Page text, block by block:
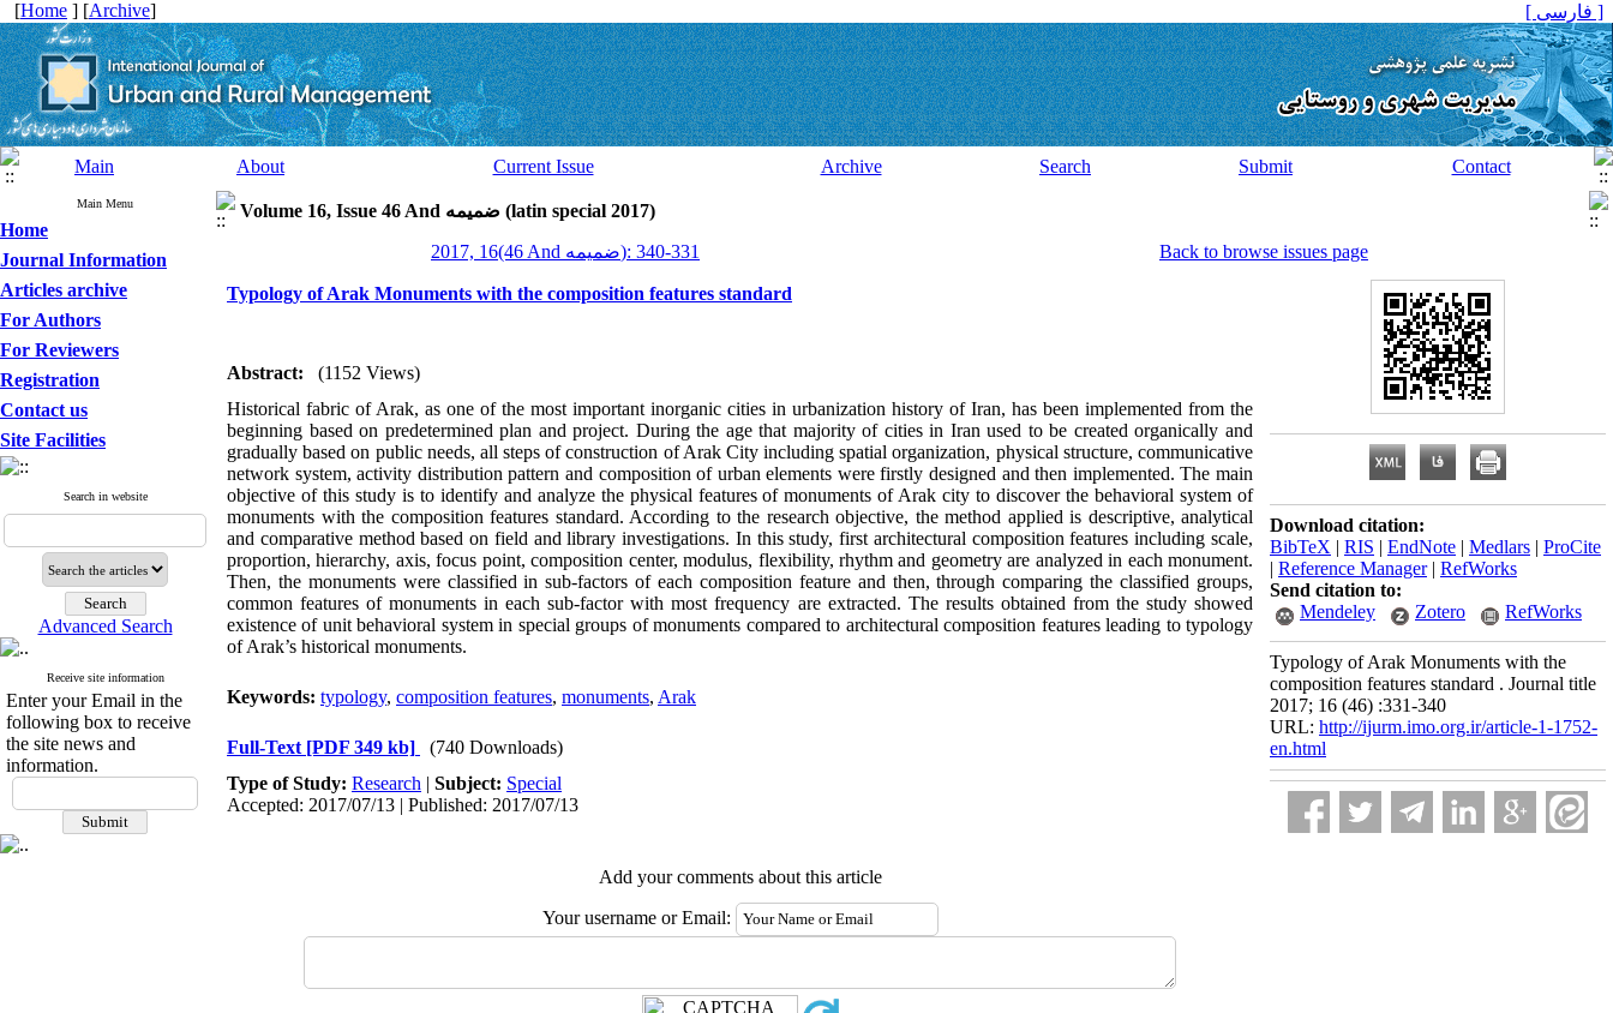
[Home ] [Archive] [ فارسی ]
Main About Current Issue Archive Search Submit Contact
Main Menu
Home
Journal Information
Articles archive
For Authors
For Reviewers
Registration
Contact us
Site Facilities
Search in website
Advanced Search
Receive site information
Enter your Email in the
following box to receive
the site news and
information.
Volume 16, Issue 46 And ضميمه (latin special 2017)
2017, 16(46 And ضميمه): 331-340
Back to browse issues page
Typology of Arak Monuments with the composition features standard
Abstract:
(1152 Views)
Historical fabric of Arak, as one of the most important inorganic cities in urbanization history of Iran, has been implemented from the
beginning based on predetermined plan and project. During the age that majority of cities in Iran used to be created organically and
gradually based on public needs, all steps of construction of Arak City including spatial organization, physical structure, communicative
network system, activity distribution pattern and composition of urban elements were firstly designed and then implemented. The main
objective of this study is to identify and analyze the physical features of monuments of Arak city to discover the behavioral system of
monuments with the composition features standard. According to the research objective, the method applied is descriptive, analytical
and comparative method based on field and library investigations. In this study, first architectural composition features including scale,
proportion, hierarchy, axis, focus point, composition center, modulus, flexibility, rhythm and geometry are analyzed in each monument.
Then, the monuments were classified in sub-factors of each composition feature and then, through comparing the classified groups,
common features of monuments in each sub-factor with most frequency are extracted. The results obtained from the study showed
existence of unit behavioral system in special groups of monuments compared to architectural composition features leading to typology
of Arak’s historical monuments.
Keywords: typology, composition features, monuments, Arak
Full-Text [PDF 349 kb]
(740 Downloads)
Type of Study: Research | Subject: Special
Accepted: 2017/07/13 | Published: 2017/07/13
Add your comments about this article
Your username or Email:
Download citation:
BibTeX | RIS | EndNote | Medlars | ProCite
| Reference Manager| RefWorks
Send citation to:
Mendeley
Zotero RefWorks
Typology of Arak Monuments with the
composition features standard . Journal title
2017; 16 (46) :331-340
URL: http://ijurm.imo.org.ir/article-1-1752-
en.html